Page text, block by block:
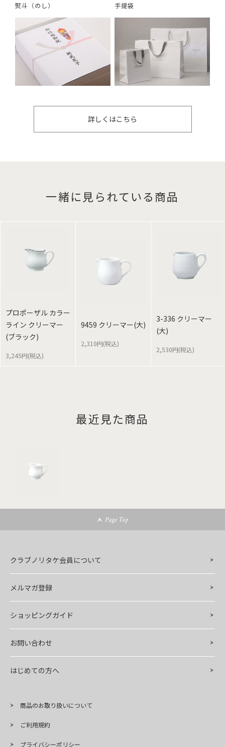
熨斗（のし） 手提袋
詳しくはこちら
一緒に見られている商品
プロポーザル カラー
ライン クリーマー
(ブラック)
3,245円(税込)
9459 クリーマー(大)
2,310円(税込)
3-336 クリーマー
(大)
2,530円(税込)
最近見た商品
Page Top
クラブノリタケ会員について
メルマガ登録
ショッピングガイド
お問い合わせ
はじめての方へ
商品のお取り扱いについて
ご利用規約
プライバシーポリシー